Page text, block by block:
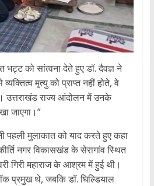
को सांत्वना देते हुए डॉ. दैवज्ञ ने
मृत्यु को प्राप्त नहीं होते, वे
उत्तराखंड राज्य आंदोलन में उनके
जाएगा।”
पहली मुलाकात को याद करते हुए कहा
नगर विकासखंड के सेरागांव स्थित
गिरी महाराज के आश्रम में हुई थी।
प्रमुख थे, जबकि डॉ. घिल्डियाल